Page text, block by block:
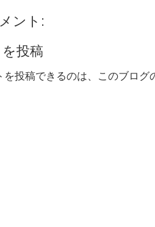
ント:
投稿
を投稿できるのは、このブログ